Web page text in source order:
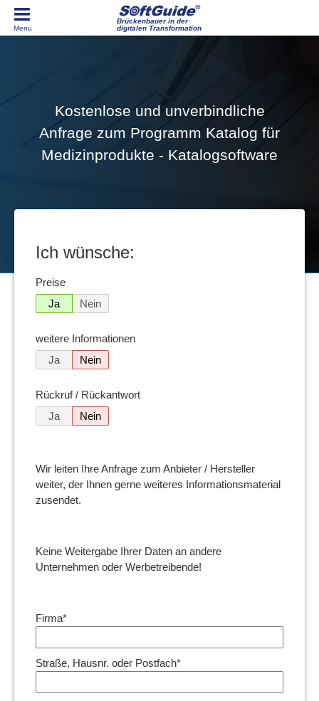
Brückenbauer in der
digitalen Transformation
Kostenlose und unverbindliche
Anfrage zum Programm Katalog für
Medizinprodukte - Katalogsoftware
Ich wünsche:
Preise
Ja
Nein
weitere Informationen
Ja
Nein
Rückruf / Rückantwort
Ja
Nein
Wir leiten Ihre Anfrage zum Anbieter / Hersteller
weiter, der Ihnen gerne weiteres Informationsmaterial
zusendet.
Keine Weitergabe Ihrer Daten an andere
Unternehmen oder Werbetreibende!
Firma*
Straße, Hausnr. oder Postfach*